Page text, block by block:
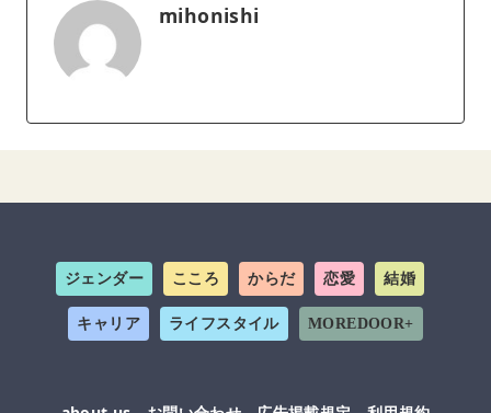
mihonishi
ジェンダー こころ からだ 恋愛 結婚
キャリア ライフスタイル MOREDOOR+